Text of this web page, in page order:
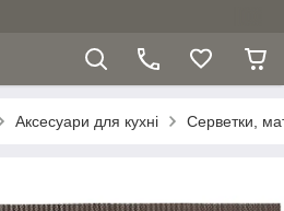
Аксесуари для кухні Серветки,